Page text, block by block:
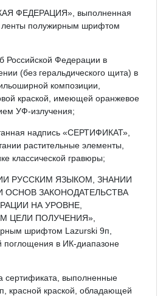
ФЕДЕРАЦИЯ», выполненная
ленты полужирным шрифтом
Российской Федерации в
(без геральдического щита) в
композиции,
краской, имеющей оранжевое
УФ-излучения;
надпись «СЕРТИФИКАТ»,
растительные элементы,
классической гравюры;
РУССКИМ ЯЗЫКОМ, ЗНАНИИ
ОСНОВ ЗАКОНОДАТЕЛЬСТВА
НА УРОВНЕ,
ЦЕЛИ ПОЛУЧЕНИЯ»,
шрифтом Lazurski 9п,
в ИК-диапазоне
сертификата, выполненные
красной краской, обладающей